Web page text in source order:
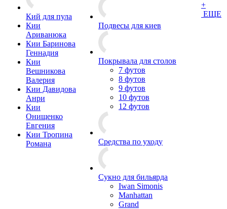
Кий для пула
Кии
Ариванюка
Кии Баринова
Геннадия
Кии
Вешникова
Валерия
Кии Давидова
Анри
Кии
Онищенко
Евгения
Кии Тропина
Романа
Подвесы для киев
Покрывала для столов
7 футов
8 футов
9 футов
10 футов
12 футов
Средства по уходу
Сукно для бильярда
Iwan Simonis
Manhattan
Grand
+
ЕЩЕ